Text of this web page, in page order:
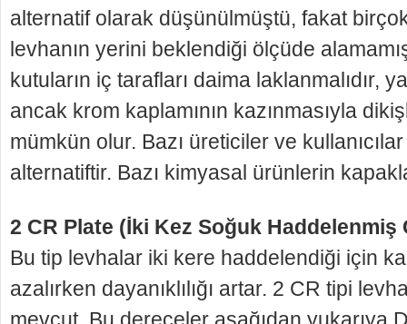
alternatif olarak düşünülmüştü, fakat
levhanın yerini beklendiği ölçüde
kutuların iç tarafları daima laklanmalıdır,
ancak krom kaplamının kazınmasıyla
mümkün olur. Bazı üreticiler ve
alternatiftir. Bazı kimyasal ürünlerin
2 CR Plate (İki Kez Soğuk Haddelenmiş
Bu tip levhalar iki kere haddelendiği için
azalır­ken dayanıklılığı artar. 2 CR tipi
mevcut. Bu dereceler aşağıdan yukarıya